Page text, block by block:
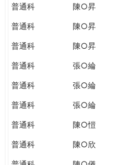
普通科
陳○昇
普通科
陳○昇
普通科
陳○昇
普通科
張○綸
普通科
張○綸
普通科
張○綸
普通科
陳○愷
普通科
陳○欣